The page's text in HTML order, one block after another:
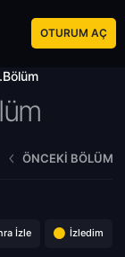
OTURUM AÇ
ÖNCEKI BÖLÜM
İzle İzledim